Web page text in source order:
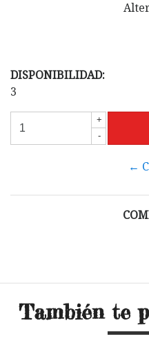
DISPONIBILIDAD:
3
+
-
←
También te